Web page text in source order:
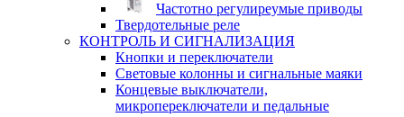
Частотно регулиреумые приводы
Твердотельные реле
КОНТРОЛЬ И СИГНАЛИЗАЦИЯ
Кнопки и переключатели
Световые колонны и сигнальные маяки
Концевые выключатели,
микропереключатели и педальные